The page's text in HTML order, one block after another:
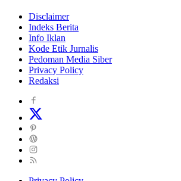
Disclaimer
Indeks Berita
Info Iklan
Kode Etik Jurnalis
Pedoman Media Siber
Privacy Policy
Redaksi